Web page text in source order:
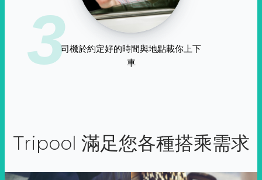
3司機於約定好的時間與地點載你上下
車
Tripool 滿足您各種搭乘需求